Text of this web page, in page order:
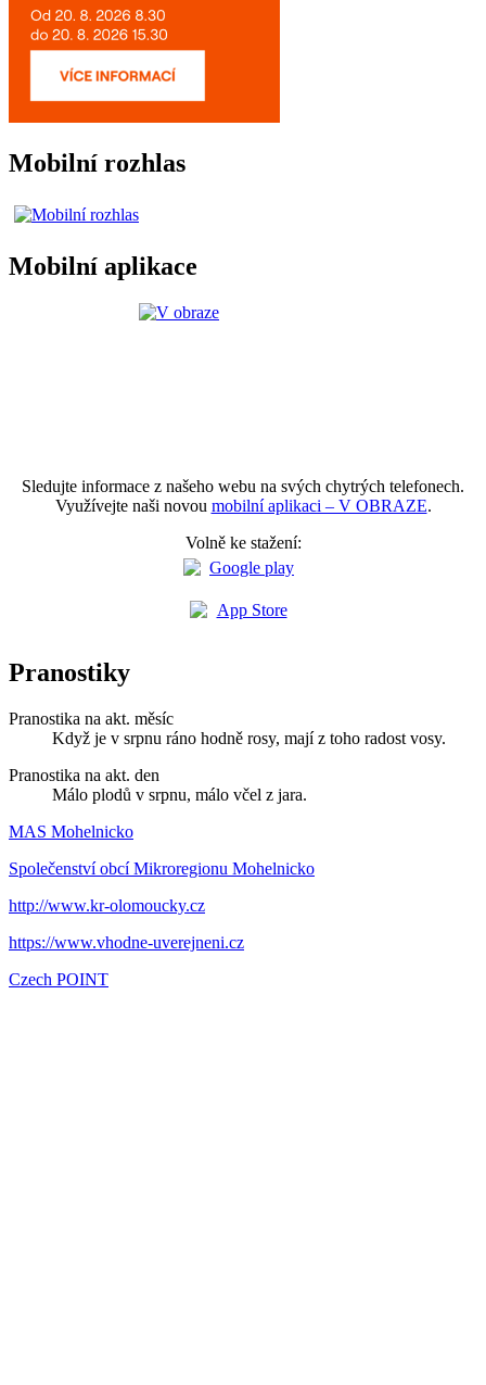
Mobilní rozhlas
Mobilní aplikace
Sledujte informace z našeho webu na svých chytrých telefonech.
Využívejte naši novou mobilní aplikaci – V OBRAZE.
Volně ke stažení:
Pranostiky
Pranostika na akt. měsíc
Když je v srpnu ráno hodně rosy, mají z toho radost vosy.
Pranostika na akt. den
Málo plodů v srpnu, málo včel z jara.
MAS Mohelnicko
Společenství obcí Mikroregionu Mohelnicko
http://www.kr-olomoucky.cz
https://www.vhodne-uverejneni.cz
Czech POINT